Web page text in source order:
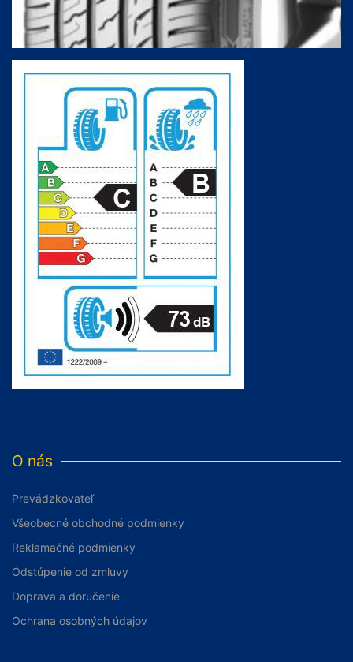
O nás
Prevádzkovateľ
Všeobecné obchodné podmienky
Reklamačné podmienky
Odstúpenie od zmluvy
Doprava a doručenie
Ochrana osobných údajov